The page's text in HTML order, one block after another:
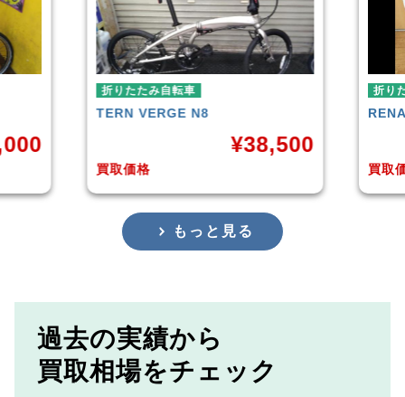
38,500
折りたたみ自転車
RENAULTLIGHT-8 AL-FDB140
買取価格
¥16,799
もっと見る
過去の実績から
買取相場をチェック